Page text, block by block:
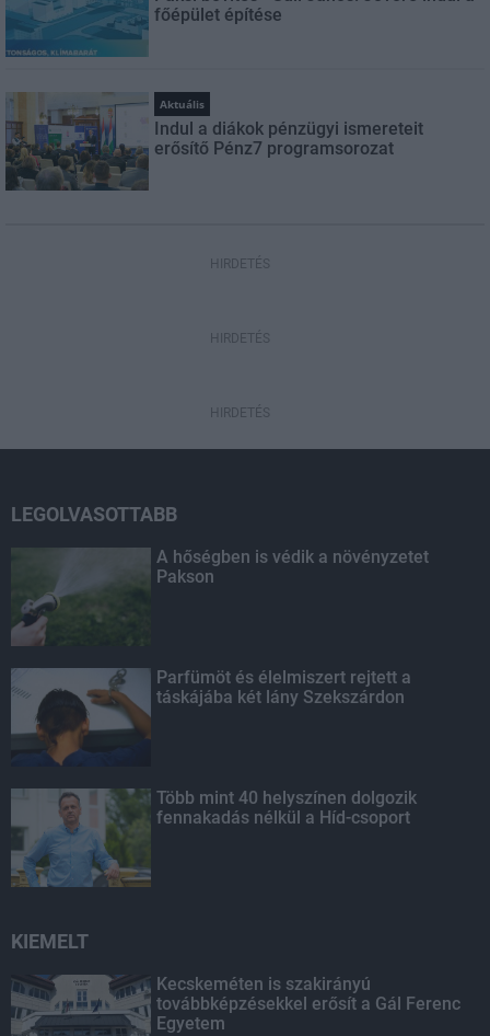
főépület építése
Aktuális
Indul a diákok pénzügyi ismereteit
erősítő Pénz7 programsorozat
HIRDETÉS
HIRDETÉS
HIRDETÉS
LEGOLVASOTTABB
A hőségben is védik a növényzetet
Pakson
Parfümöt és élelmiszert rejtett a
táskájába két lány Szekszárdon
Több mint 40 helyszínen dolgozik
fennakadás nélkül a Híd-csoport
KIEMELT
Kecskeméten is szakirányú
továbbképzésekkel erősít a Gál Ferenc
Egyetem